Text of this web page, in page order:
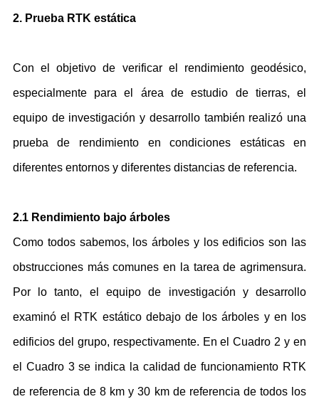
2. Prueba RTK estática
Con el objetivo de verificar el rendimiento geodésico,
especialmente para el área de estudio de tierras, el
equipo de investigación y desarrollo también realizó una
prueba de rendimiento en condiciones estáticas en
diferentes entornos y diferentes distancias de referencia.
2.1 Rendimiento bajo árboles
Como todos sabemos, los árboles y los edificios son las
obstrucciones más comunes en la tarea de agrimensura.
Por lo tanto, el equipo de investigación y desarrollo
examinó el RTK estático debajo de los árboles y en los
edificios del grupo, respectivamente. En el Cuadro 2 y en
el Cuadro 3 se indica la calidad de funcionamiento RTK
de referencia de 8 km y 30 km de referencia de todos los